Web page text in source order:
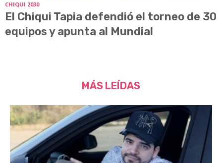
CHIQUI 2030
El Chiqui Tapia defendió el torneo de 30
equipos y apunta al Mundial
MÁS LEÍDAS